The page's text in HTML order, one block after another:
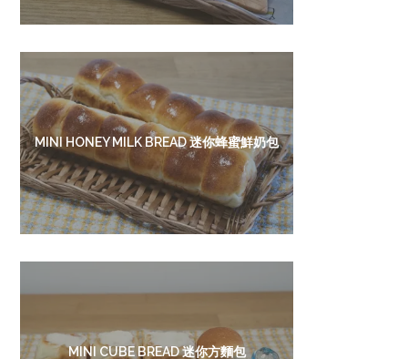
MINI HONEY MILK BREAD 迷你蜂蜜鮮奶包
MINI CUBE BREAD 迷你方麵包